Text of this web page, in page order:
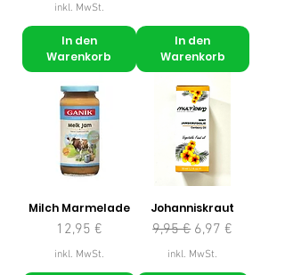
inkl. MwSt.
In den
Warenkorb
In den
Warenkorb
Milch Marmelade
Preis
12,95 €
inkl. MwSt.
Johanniskraut
Standardpreis
9,95 € Sale-Preis
6,97 €
inkl. MwSt.